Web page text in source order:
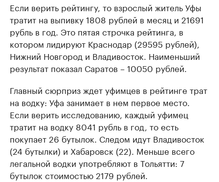
Если верить рейтингу, то взрослый житель Уфы
тратит на выпивку 1808 рублей в месяц и 21691
рубль в год. Это пятая строчка рейтинга, в
котором лидируют Краснодар (29595 рублей),
Нижний Новгород и Владивосток. Наименьший
результат показал Саратов – 10050 рублей.
Главный сюрприз ждет уфимцев в рейтинге трат
на водку: Уфа занимает в нем первое место.
Если верить исследованию, каждый уфимец
тратит на водку 8041 рубль в год, то есть
покупает 26 бутылок. Следом идут Владивосток
(24 бутылки) и Хабаровск (22). Меньше всего
легальной водки употребляют в Тольятти: 7
бутылок стоимостью 2179 рублей.